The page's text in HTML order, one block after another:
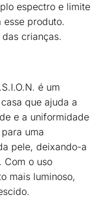
espectro e limite
esse produto.
crianças.
é um
que ajuda a
e a uniformidade
uma
pele, deixando-a
Com o uso
mais luminoso,